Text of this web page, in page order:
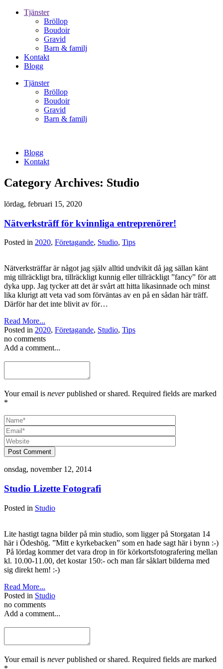
Tjänster
Bröllop
Boudoir
Gravid
Barn & familj
Kontakt
Blogg
Tjänster
Bröllop
Boudoir
Gravid
Barn & familj
Blogg
Kontakt
Category Archives: Studio
lördag, februari 15, 2020
Nätverksträff för kvinnliga entreprenörer!
Posted in 2020, Företagande, Studio, Tips
Nätverksträffar är något jag själv alltid undvikit då jag sällan känt
mig tillräckligt bra, tillräckligt kunnig eller tillräckligt ”fancy” för att
dyka upp. Jag tycker att det är svårt att hitta likasinnade och minst
lika klurigt att veta vad som förväntas av en på en sådan här träff.
Därför har det inte blivit av för…
Read More...
Posted in 2020, Företagande, Studio, Tips
no comments
Add a comment...
Your email is neverpublished or shared. Required fields are marked
*
Post Comment
onsdag, november 12, 2014
Studio Lizette Fotografi
Posted in Studio
Lite hastigt tagna bilder på min studio, som ligger på Storgatan 14
här i Ödeshög. ”Mitt e kyrkebacken” som en hade sagt här i bynn :-)
På lördag kommer det vara drop in för körkortsfotografering mellan
kl. 10.00-11.00, det kostar 150:- och man får såklart bilderna med
sig direkt hem! :-)
Read More...
Posted in Studio
no comments
Add a comment...
Your email is neverpublished or shared. Required fields are marked